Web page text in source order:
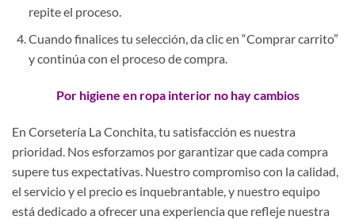
repite el proceso.
Cuando finalices tu selección, da clic en “Comprar carrito”
y continúa con el proceso de compra.
Por higiene en ropa interior no hay cambios
En Corsetería La Conchita, tu satisfacción es nuestra
prioridad. Nos esforzamos por garantizar que cada compra
supere tus expectativas. Nuestro compromiso con la calidad,
el servicio y el precio es inquebrantable, y nuestro equipo
está dedicado a ofrecer una experiencia que refleje nuestra